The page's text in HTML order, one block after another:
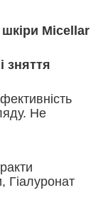
Micellar
зняття
Не
Гіалуронат